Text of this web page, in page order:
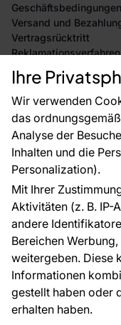
Ihre
Wir verwenden
das
Analyse der
Inhalten und die
Personalization).
Mit Ihrer
Aktivitäten (z. B. IP-
andere
Bereichen
weitergeben. Diese
Informationen
gestellt haben oder
erhalten haben.
Geschäftsbedingungen
Versand und
Vertragsrücktritt
Reklamationsverfahren
Rücksendung von
CE-Zertifizierung
Großhandel
Raumvisualisierung
FÜR SIE
Blog
EU-Projekte
Ratschläge und Tipps
FAQ
Kontakt
Haben Sie Fragen?